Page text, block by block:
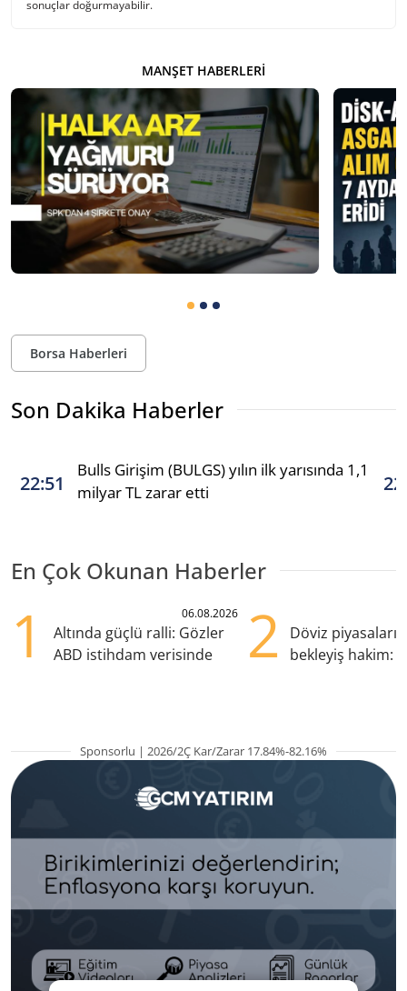
sonuçlar doğurmayabilir.
MANŞET HABERLERI
Borsa Haberleri
Son Dakika Haberler
22:51
Bulls Girişim (BULGS) yılın ilk yarısında 1,1
milyar TL zarar etti
En Çok Okunan Haberler
1 06.08.2026
Altında güçlü ralli: Gözler
ABD istihdam verisinde
2
Döviz
bekleyiş hakim:
Sponsorlu | 2026/2Ç Kar/Zarar 17.84%-82.16%